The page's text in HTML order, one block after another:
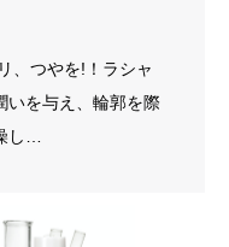
、つやを!！ラシャ
いを与え、輪郭を際
し…